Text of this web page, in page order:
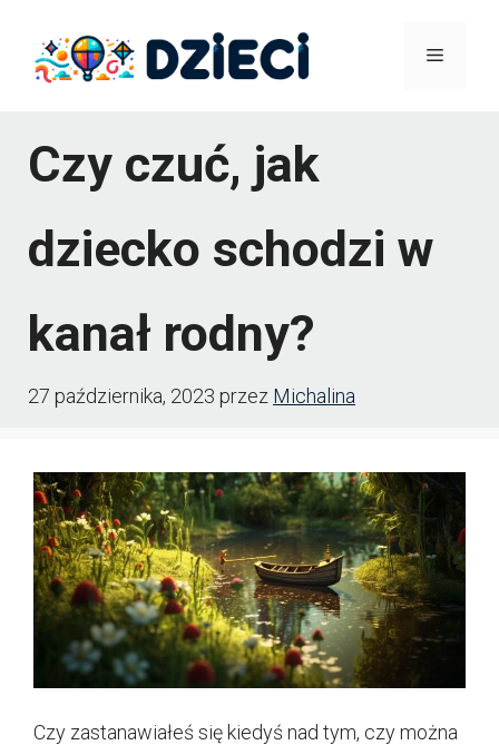
Menu
Czy czuć, jak
dziecko schodzi w
kanał rodny?
27 października, 2023 przez Michalina
Czy zastanawiałeś się kiedyś nad tym, czy można